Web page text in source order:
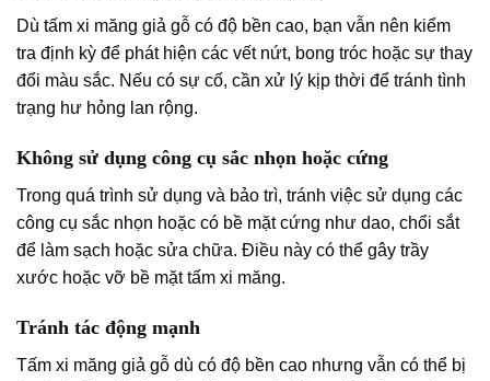
Dù tấm xi măng giả gỗ có độ bền cao, bạn vẫn nên kiểm
tra định kỳ để phát hiện các vết nứt, bong tróc hoặc sự thay
đổi màu sắc. Nếu có sự cố, cần xử lý kịp thời để tránh tình
trạng hư hỏng lan rộng.
Không sử dụng công cụ sắc nhọn hoặc cứng
Trong quá trình sử dụng và bảo trì, tránh việc sử dụng các
công cụ sắc nhọn hoặc có bề mặt cứng như dao, chổi sắt
để làm sạch hoặc sửa chữa. Điều này có thể gây trầy
xước hoặc vỡ bề mặt tấm xi măng.
Tránh tác động mạnh
Tấm xi măng giả gỗ dù có độ bền cao nhưng vẫn có thể bị